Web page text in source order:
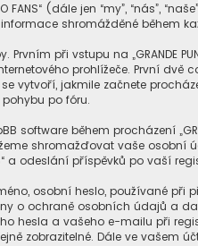
(dále jen “my”, “nás”,
informace shromážděné během
při vstupu na „GRANDE
prohlížeče. První
jakmile začnete
po fóru.
software během procházení
shromažďovat vaše
a odeslání příspěvků po vaší
osobní heslo, používané
o ochraně osobních údajů a
hesla a vašeho e-mailu při
zobrazitelné. Dále ve